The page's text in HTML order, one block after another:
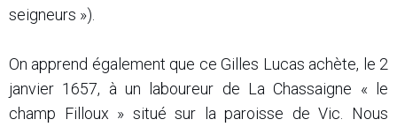
seigneurs »).
On apprend également que ce Gilles Lucas achète, le 2
janvier 1657, à un laboureur de La Chassaigne « le
champ Filloux » situé sur la paroisse de Vic. Nous